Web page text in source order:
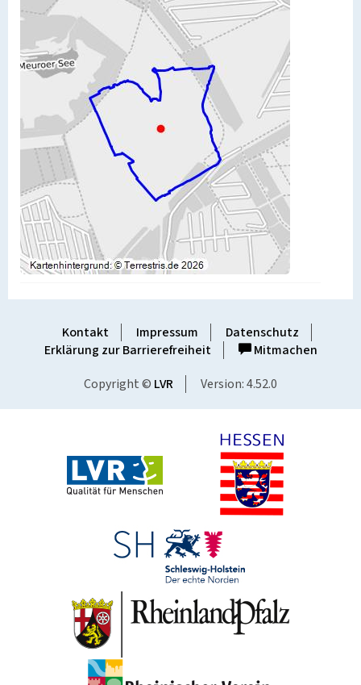
Kontakt Impressum
Datenschutz
Erklärung zur Barrierefreiheit
Mitmachen
Copyright © LVR Version: 4.52.0